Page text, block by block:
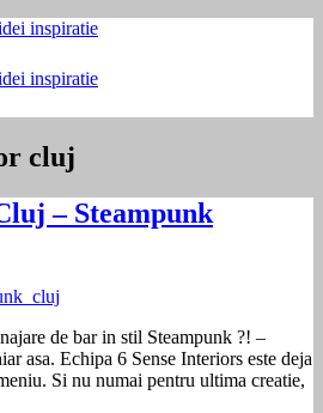
inspiratie
inspiratie
cluj
– Steampunk
de bar in stil Steampunk ?! –
asa. Echipa 6 Sense Interiors este deja
Si nu numai pentru ultima creatie,